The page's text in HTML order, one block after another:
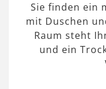
Sie finden ein
mit Duschen
Raum steht
und ein